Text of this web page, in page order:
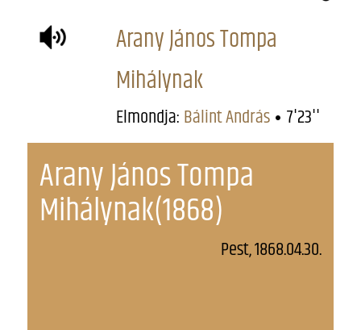
Arany János Tompa
Mihálynak
Elmondja: Bálint András 7'23''
Arany János Tompa
Mihálynak(1868)
Pest, 1868.04.30.